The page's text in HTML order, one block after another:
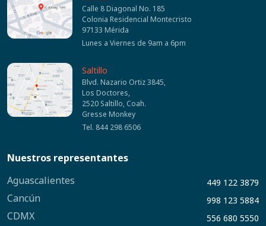
Calle 8 Diagonal No. 185
Colonia Residencial Montecristo
97133 Mérida
Lunes a Viernes de 9am a 6pm
Saltillo
Blvd. Nazario Ortiz 3845,
Los Doctores,
2520 Saltillo, Coah.
Gresse Monkey
Tel. 844 298 6506
Nuestros representantes
Aguascalientes
449 122 3879
Cancún 998 123 5884
CDMX 556 680 5550